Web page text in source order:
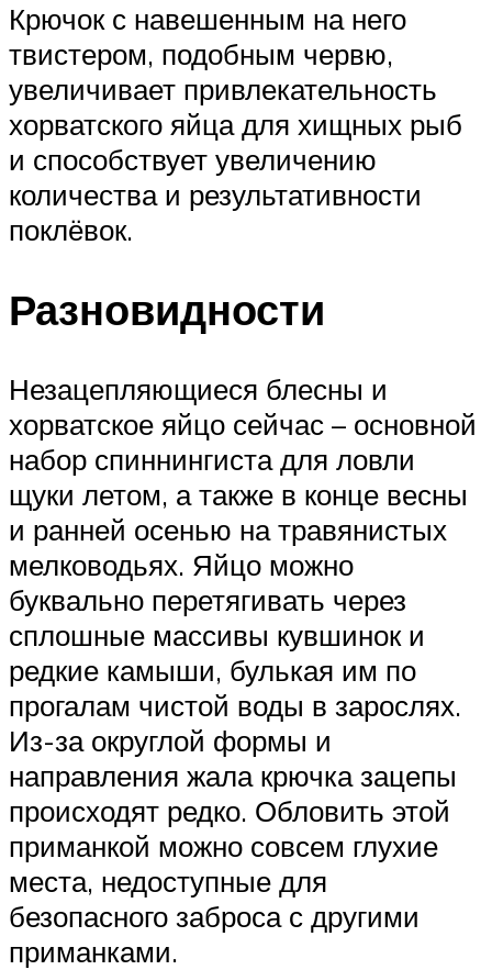
Крючок с навешенным на него
твистером, подобным червю,
увеличивает привлекательность
хорватского яйца для хищных рыб
и способствует увеличению
количества и результативности
поклёвок.
Разновидности
Незацепляющиеся блесны и
хорватское яйцо сейчас – основной
набор спиннингиста для ловли
щуки летом, а также в конце весны
и ранней осенью на травянистых
мелководьях. Яйцо можно
буквально перетягивать через
сплошные массивы кувшинок и
редкие камыши, булькая им по
прогалам чистой воды в зарослях.
Из-за округлой формы и
направления жала крючка зацепы
происходят редко. Обловить этой
приманкой можно совсем глухие
места, недоступные для
безопасного заброса с другими
приманками.